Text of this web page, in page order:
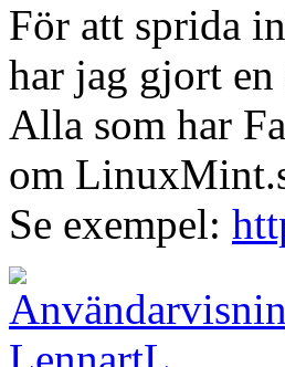
För att sprida
har jag gjort
Alla som har
om
Se exempel: